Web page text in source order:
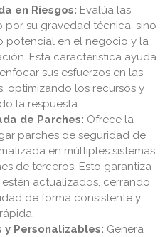
en Riesgos: Evalúa las
su gravedad técnica, sino
potencial en el negocio y la
Esta característica ayuda
sus esfuerzos en las
optimizando los recursos y
la respuesta.
de Parches: Ofrece la
parches de seguridad de
en múltiples sistemas
de terceros. Esto garantiza
actualizados, cerrando
de forma consistente y
rápida.
Personalizables: Genera